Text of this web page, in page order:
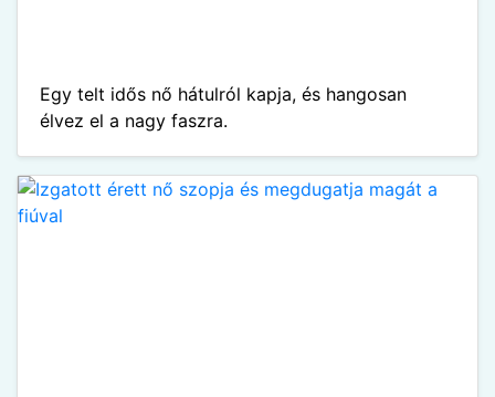
Egy telt idős nő hátulról kapja, és hangosan
élvez el a nagy faszra.